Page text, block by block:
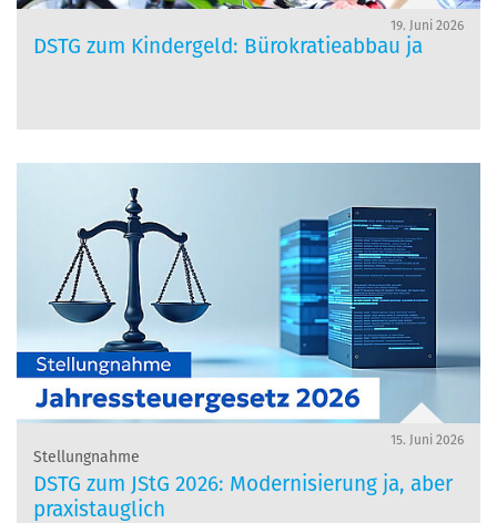
19. Juni 2026
DSTG zum Kindergeld: Bürokratieabbau ja
15. Juni 2026
Stellungnahme
DSTG zum JStG 2026: Modernisierung ja, aber
praxistauglich